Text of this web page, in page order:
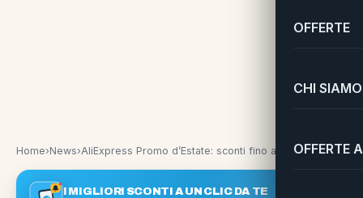
OFFERTE
CHI SIAMO
OFFERTE
Home›News› AliExpress Promo d’Estate: sconti fino all’80% e codici sconto esclusivi
I MIGLIORI SCONTI A UN CLIC DA TE